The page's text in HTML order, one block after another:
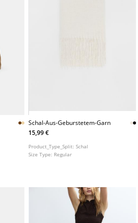
Schal-Aus-Geburstetem-Garn
15,99 €
Product_Type_Split:Schal
Size Type: Regular